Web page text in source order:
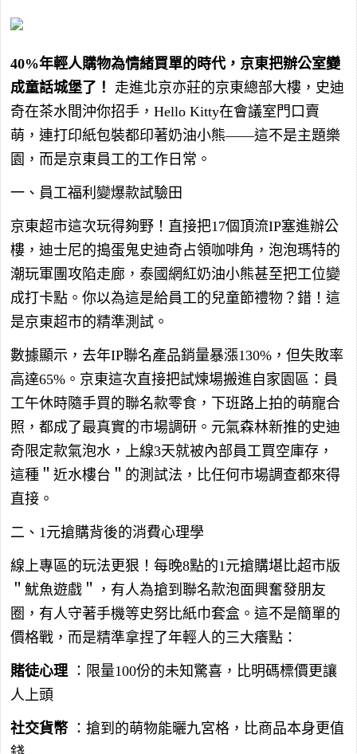
40%年輕人購物為情緒買單的時代，京東把辦公室變
成童話城堡了！ 走進北京亦莊的京東總部大樓，史迪
奇在茶水間沖你招手，Hello Kitty在會議室門口賣
萌，連打印紙包裝都印著奶油小熊——這不是主題樂
園，而是京東員工的工作日常。
一、員工福利變爆款試驗田
京東超市這次玩得夠野！直接把17個頂流IP塞進辦公
樓，迪士尼的搗蛋鬼史迪奇占領咖啡角，泡泡瑪特的
潮玩軍團攻陷走廊，泰國網紅奶油小熊甚至把工位變
成打卡點。你以為這是給員工的兒童節禮物？錯！這
是京東超市的精準測試。
數據顯示，去年IP聯名產品銷量暴漲130%，但失敗率
高達65%。京東這次直接把試煉場搬進自家園區：員
工午休時隨手買的聯名款零食，下班路上拍的萌寵合
照，都成了最真實的市場調研。元氣森林新推的史迪
奇限定款氣泡水，上線3天就被內部員工買空庫存，
這種＂近水樓台＂的測試法，比任何市場調查都來得
直接。
二、1元搶購背後的消費心理學
線上專區的玩法更狠！每晚8點的1元搶購堪比超市版
＂魷魚遊戲＂，有人為搶到聯名款泡面興奮發朋友
圈，有人守著手機等史努比紙巾套盒。這不是簡單的
價格戰，而是精準拿捏了年輕人的三大癢點：
賭徒心理 ：限量100份的未知驚喜，比明碼標價更讓
人上頭
社交貨幣 ：搶到的萌物能曬九宮格，比商品本身更值